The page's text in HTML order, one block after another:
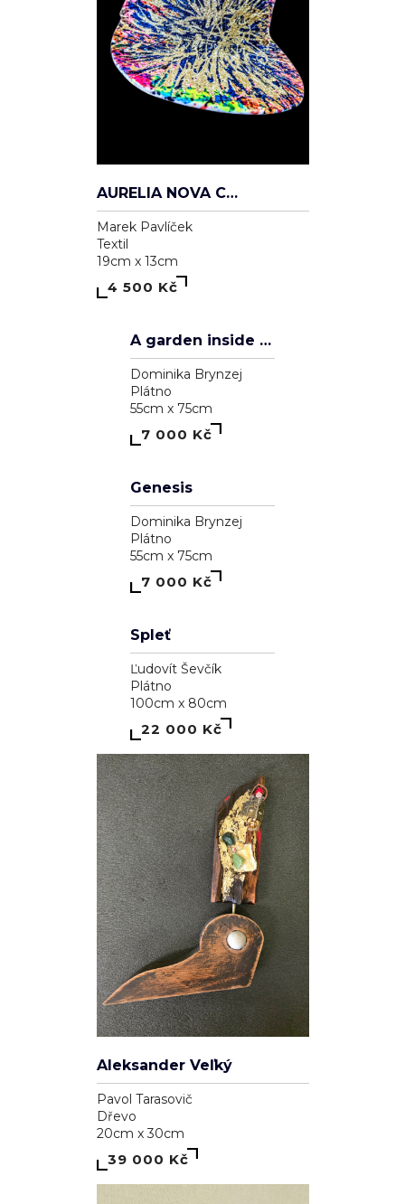
AURELIA NOVA CAP
Marek Pavlíček
Textil
19cm x 13cm
4 500 Kč
Dominika Brynzej
Plátno
55cm x 75cm
7 000 Kč
Genesis
Dominika Brynzej
Plátno
55cm x 75cm
7 000 Kč